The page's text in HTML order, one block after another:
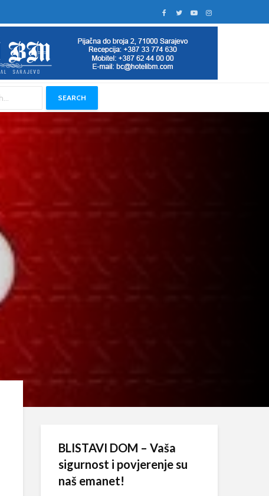
SEARCH
BLISTAVI DOM – Vaša
sigurnost i povjerenje su
naš emanet!